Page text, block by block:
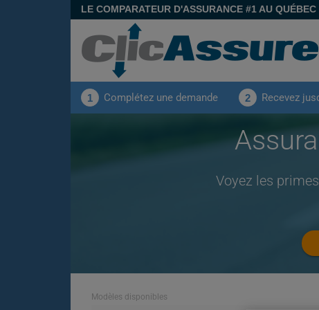
LE COMPARATEUR D'ASSURANCE #1 AU QUÉBEC
1 Complétez une demande 2 Recevez
Voyez les
Modèles disponibles